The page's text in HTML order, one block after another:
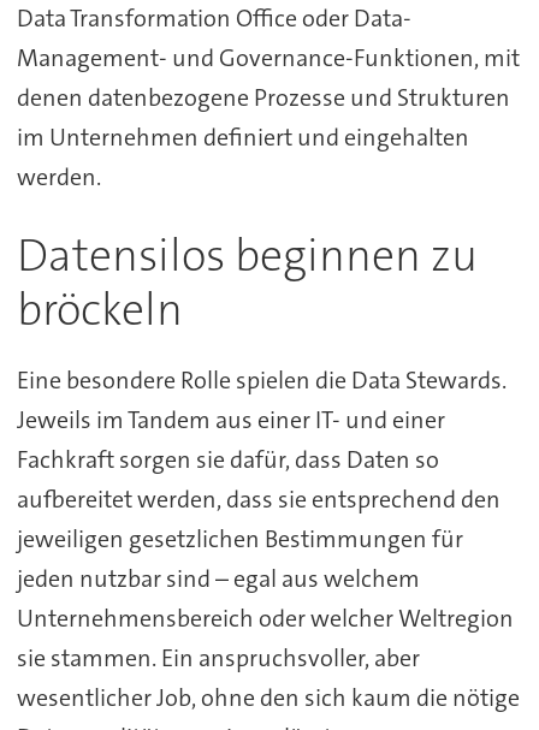
Data Transformation Office oder Data-
Management- und Governance-Funktionen, mit
denen datenbezogene Prozesse und Strukturen
im Unternehmen definiert und eingehalten
werden.
Datensilos beginnen zu
bröckeln
Eine besondere Rolle spielen die Data Stewards.
Jeweils im Tandem aus einer IT- und einer
Fachkraft sorgen sie dafür, dass Daten so
aufbereitet werden, dass sie entsprechend den
jeweiligen gesetzlichen Bestimmungen für
jeden nutzbar sind – egal aus welchem
Unternehmensbereich oder welcher Weltregion
sie stammen. Ein anspruchsvoller, aber
wesentlicher Job, ohne den sich kaum die nötige